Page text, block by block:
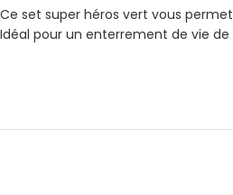
Ce set super héros vert vous
Idéal pour un enterrement de vie